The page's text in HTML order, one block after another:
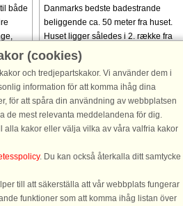
både
Danmarks bedste badestrande
beliggende ca. 50 meter fra huset.
Huset ligger således i 2. række fra
diget. Huset indeholder 2
badeværelser, hvoraf det ene har
adgang ...
från 17.442 SEK
(cookies)
och tredjepartskakor. Vi använder dem i
information för att komma ihåg dina
för att spåra din användning av webbplatsen
de mest relevanta meddelandena för dig.
alla kakor eller välja vilka av våra valfria kakor
. Du kan också återkalla ditt samtycke
till att säkerställa att vår webbplats fungerar
funktioner som att komma ihåg listan över